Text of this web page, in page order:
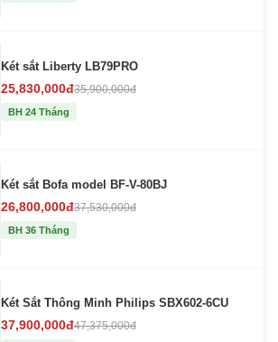
Két sắt Liberty LB79PRO
25,830,000đ35,900,000đ
BH 24 Tháng
Két sắt Bofa model BF-V-80BJ
26,800,000đ37,530,000đ
BH 36 Tháng
Két Sắt Thông Minh Philips SBX602-6CU
37,900,000đ47,375,000đ